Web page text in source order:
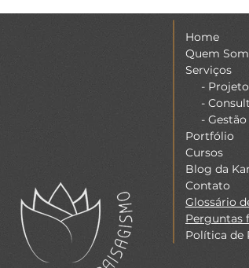
Home
Quem
Serviços
-
-
- Gestão
Portfólio
Cursos
Blog da
Contato
Glossário
Perguntas
Política de